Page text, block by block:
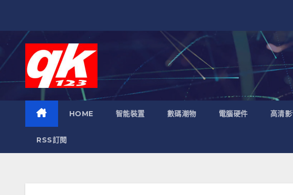
HOME 智能裝置 數碼潮物 電腦硬件 高清
RSS訂閱